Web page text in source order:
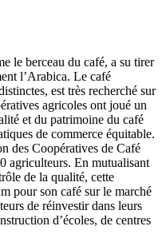
le berceau du café, a su tirer
l’Arabica. Le café
est très recherché sur
agricoles ont joué un
et du patrimoine du café
de commerce équitable.
des Coopératives de Café
agriculteurs. En mutualisant
de la qualité, cette
pour son café sur le marché
de réinvestir dans leurs
d’écoles, de centres